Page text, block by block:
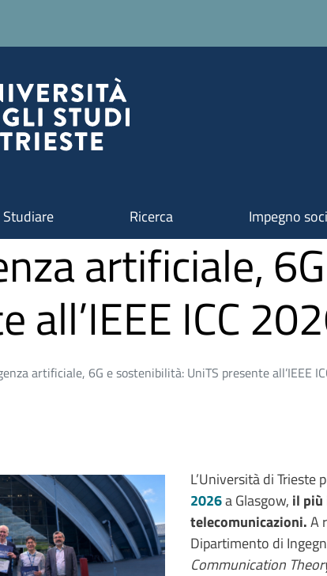
Studiare Ricerca Impegno
artificiale,
all’IEEE ICC
artificiale, 6G e sostenibilità: UniTS presente all’IEEE
L’Università di Trieste
2026a Glasgow, il più
telecomunicazioni.A
Dipartimento di
Communication